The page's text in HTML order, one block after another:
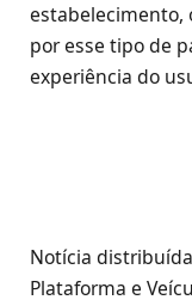
estabelecimento,
por esse tipo de
experiência do
Notícia
Plataforma e